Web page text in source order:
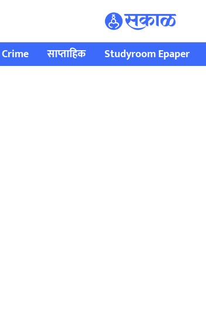
Crime साप्ताहिक Studyroom Epaper